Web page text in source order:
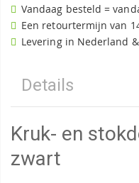
Vandaag besteld =
Een retourtermijn van
Levering in Nederland
Details
Kruk- en
zwart